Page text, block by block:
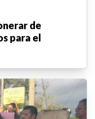
de
para el